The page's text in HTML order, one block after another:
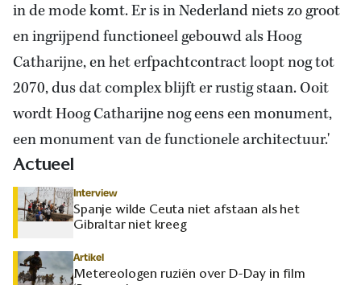
in de mode komt. Er is in Nederland niets zo groot
en ingrijpend functioneel gebouwd als Hoog
Catharijne, en het erfpachtcontract loopt nog tot
2070, dus dat complex blijft er rustig staan. Ooit
wordt Hoog Catharijne nog eens een monument,
een monument van de functionele architectuur.'
Actueel
Interview
Spanje wilde Ceuta niet afstaan als het
Gibraltar niet kreeg
Artikel
Metereologen ruziën over D-Day in film